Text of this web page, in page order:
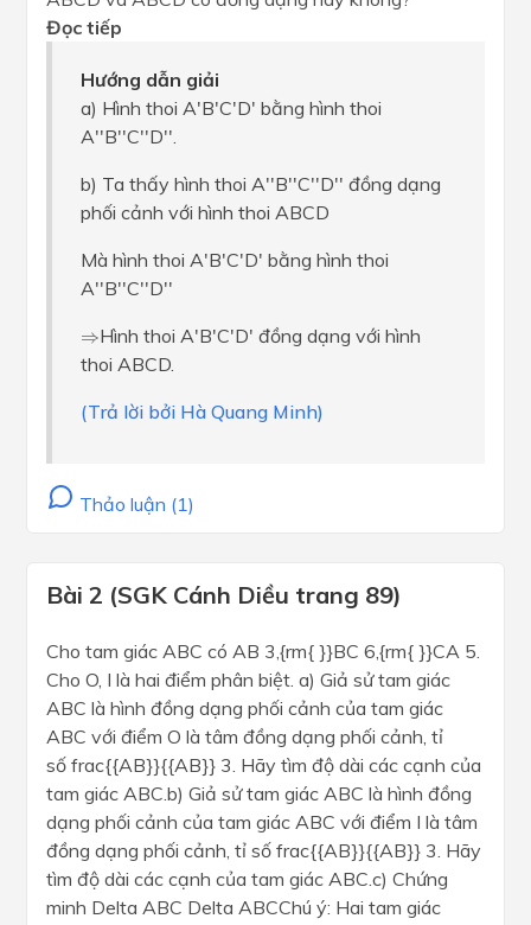
Đọc tiếp
Hướng dẫn giải
a) Hình thoi A'B'C'D' bằng hình thoi
A''B''C''D''.
b) Ta thấy hình thoi A''B''C''D'' đồng dạng
phối cảnh với hình thoi ABCD
Mà hình thoi A'B'C'D' bằng hình thoi
A''B''C''D''
⇒
⇒ Hình thoi A'B'C'D' đồng dạng với hình
thoi ABCD.
(Trả lời bởi Hà Quang Minh)
Thảo luận (1)
Bài 2 (SGK Cánh Diều trang 89)
Cho tam giác ABC có AB 3,{rm{ }}BC 6,{rm{ }}CA 5.
Cho O, I là hai điểm phân biệt. a) Giả sử tam giác
ABC là hình đồng dạng phối cảnh của tam giác
ABC với điểm O là tâm đồng dạng phối cảnh, tỉ
số frac{{AB}}{{AB}} 3. Hãy tìm độ dài các cạnh của
tam giác ABC.b) Giả sử tam giác ABC là hình đồng
dạng phối cảnh của tam giác ABC với điểm I là tâm
đồng dạng phối cảnh, tỉ số frac{{AB}}{{AB}} 3. Hãy
tìm độ dài các cạnh của tam giác ABC.c) Chứng
minh Delta ABC Delta ABCChú ý: Hai tam giác